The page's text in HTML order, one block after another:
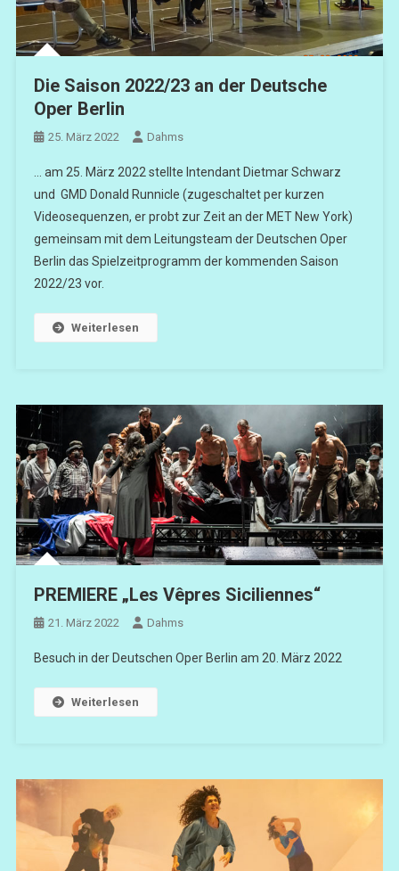
Die Saison 2022/23 an der Deutsche
Oper Berlin
25. März 2022 Dahms
… am 25. März 2022 stellte Intendant Dietmar Schwarz
und GMD Donald Runnicle (zugeschaltet per kurzen
Videosequenzen, er probt zur Zeit an der MET New York)
gemeinsam mit dem Leitungsteam der Deutschen Oper
Berlin das Spielzeitprogramm der kommenden Saison
2022/23 vor.
Weiterlesen
PREMIERE „Les Vêpres Siciliennes“
21. März 2022 Dahms
Besuch in der Deutschen Oper Berlin am 20. März 2022
Weiterlesen